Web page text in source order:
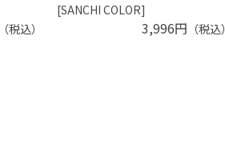
（税込）
[SANCHI COLOR]
3,996円 （税込）